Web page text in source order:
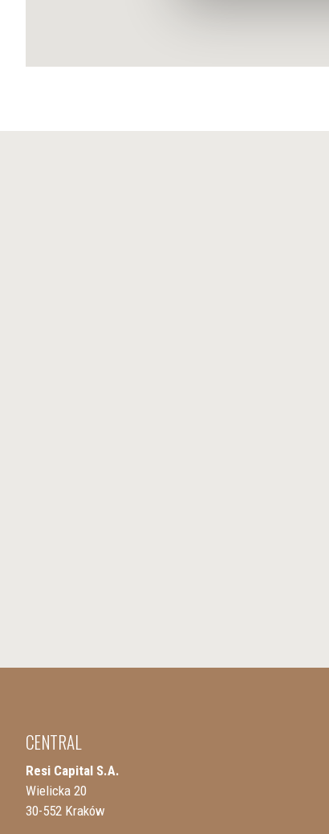
CENTRAL
Resi Capital S.A.
Wielicka 20
30-552 Kraków